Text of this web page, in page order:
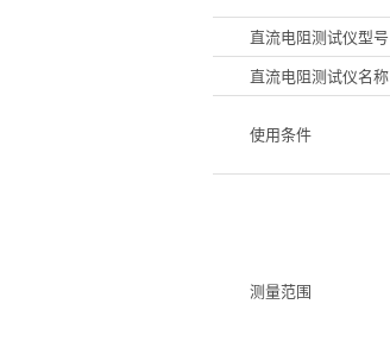
直流电阻测试仪型号
直流电阻测试仪名称
使用条件
测量范围